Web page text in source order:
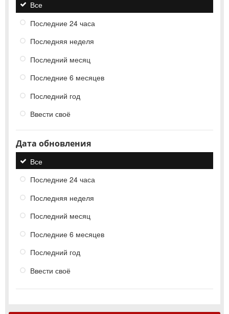
Все
Последние 24 часа
Последняя неделя
Последний месяц
Последние 6 месяцев
Последний год
Ввести своё
Дата обновления
Все
Последние 24 часа
Последняя неделя
Последний месяц
Последние 6 месяцев
Последний год
Ввести своё